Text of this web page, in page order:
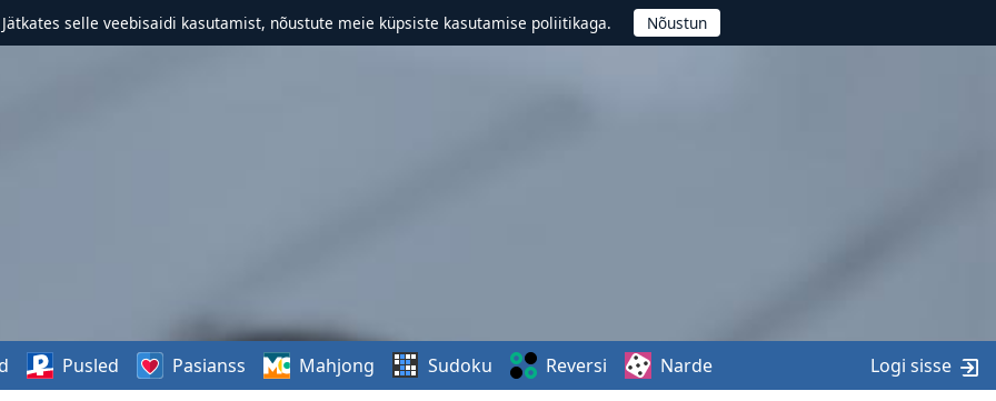
Jätkates selle veebisaidi kasutamist, nõustute meie küpsiste kasutamise poliitikaga.
Pusled Pasianss Mahjong Sudoku Reversi Narde Logi sisse